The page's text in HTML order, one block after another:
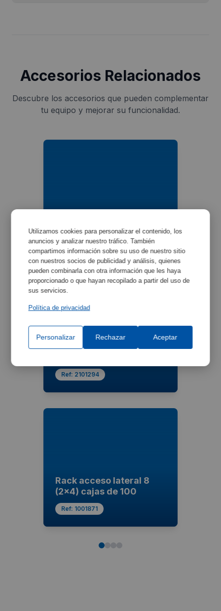
Accesorios Relacionados
Descubre los accesorios que pueden complementar
tu equipo y mejorar su funcionalidad.
Ref:2101295
Ref: 2101294
Rack acceso lateral 8
(2x4) cajas de 100
Ref: 1001871
Utilizamos cookies para personalizar el contenido, los
anuncios y analizar nuestro tráfico. También
compartimos información sobre su uso de nuestro sitio
con nuestros socios de publicidad y análisis, quienes
pueden combinarla con otra información que les haya
proporcionado o que hayan recopilado a partir del uso de
sus servicios.
Política de privacidad
Personalizar Rechazar Aceptar